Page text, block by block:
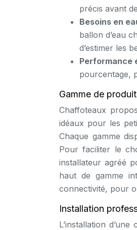
précis avant
Besoins en
ballon d’eau
d’estimer les
Performance
pourcentage,
Gamme de
Chaffoteaux
idéaux pour les
Chaque gamme
Pour faciliter le
installateur agréé
haut de gamme
connectivité, pour
Installation
L’installation